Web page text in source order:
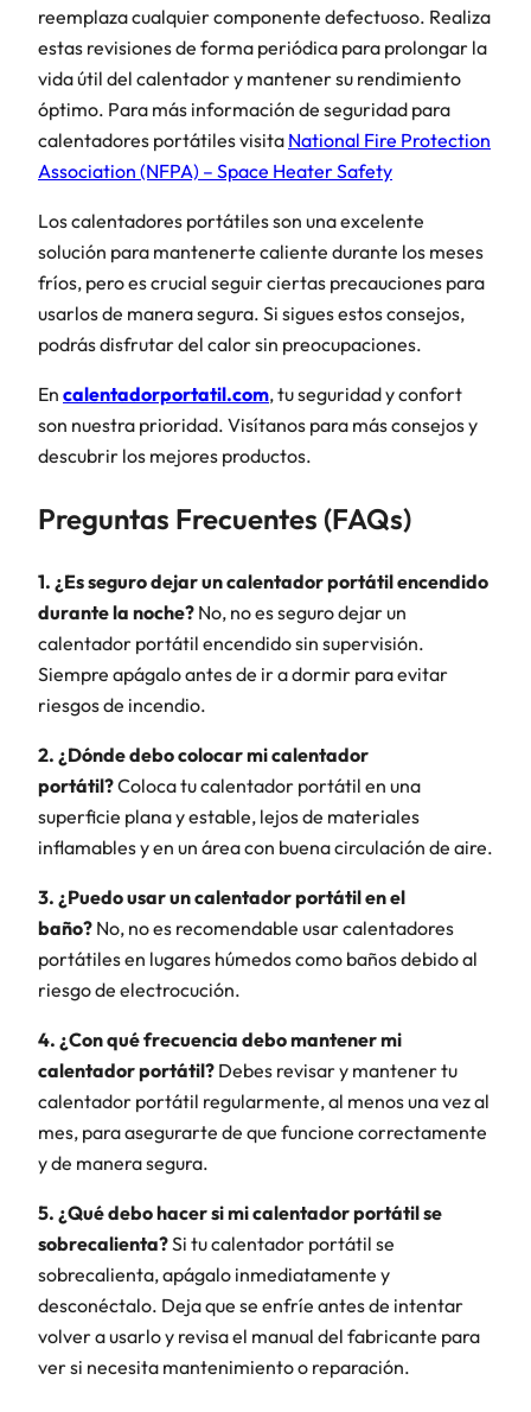
reemplaza cualquier componente defectuoso. Realiza
estas revisiones de forma periódica para prolongar la
vida útil del calentador y mantener su rendimiento
óptimo. Para más información de seguridad para
calentadores portátiles visita National Fire Protection
Association (NFPA) – Space Heater Safety
Los calentadores portátiles son una excelente
solución para mantenerte caliente durante los meses
fríos, pero es crucial seguir ciertas precauciones para
usarlos de manera segura. Si sigues estos consejos,
podrás disfrutar del calor sin preocupaciones.
En calentadorportatil.com, tu seguridad y confort
son nuestra prioridad. Visítanos para más consejos y
descubrir los mejores productos.
Preguntas Frecuentes (FAQs)
1. ¿Es seguro dejar un calentador portátil encendido
durante la noche? No, no es seguro dejar un
calentador portátil encendido sin supervisión.
Siempre apágalo antes de ir a dormir para evitar
riesgos de incendio.
2. ¿Dónde debo colocar mi calentador
portátil?Coloca tu calentador portátil en una
superficie plana y estable, lejos de materiales
inflamables y en un área con buena circulación de aire.
3. ¿Puedo usar un calentador portátil en el
baño? No, no es recomendable usar calentadores
portátiles en lugares húmedos como baños debido al
riesgo de electrocución.
4. ¿Con qué frecuencia debo mantener mi
calentador portátil? Debes revisar y mantener tu
calentador portátil regularmente, al menos una vez al
mes, para asegurarte de que funcione correctamente
y de manera segura.
5. ¿Qué debo hacer si mi calentador portátil se
sobrecalienta?Si tu calentador portátil se
sobrecalienta, apágalo inmediatamente y
desconéctalo. Deja que se enfríe antes de intentar
volver a usarlo y revisa el manual del fabricante para
ver si necesita mantenimiento o reparación.